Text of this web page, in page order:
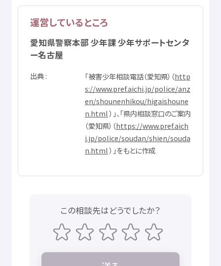
運営しているところ
愛知県警察本部 少年課少年サポートセンタ
ー名古屋
出典 「被害少年相談電話（愛知県）（http
s://www.pref.aichi.jp/police/anz
en/shounenhikou/higaishoune
n.html）」、「県内相談窓口のご案内
（愛知県）（https://www.pref.aich
i.jp/police/soudan/shien/souda
n.html）」をもとに作成
この相談先はどうでしたか？